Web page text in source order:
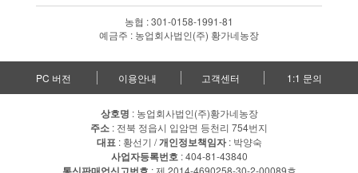
농협 : 301-0158-1991-81
예금주 : 농업회사법인(주) 황가네농장
PC 버전 이용안내 고객센터 1:1 문의
상호명 : 농업회사법인(주)황가네농장
주소 : 전북 정읍시 입암면 등천리 754번지
대표 : 황선기 /개인정보책임자: 박양숙
사업자등록번호 : 404-81-43840